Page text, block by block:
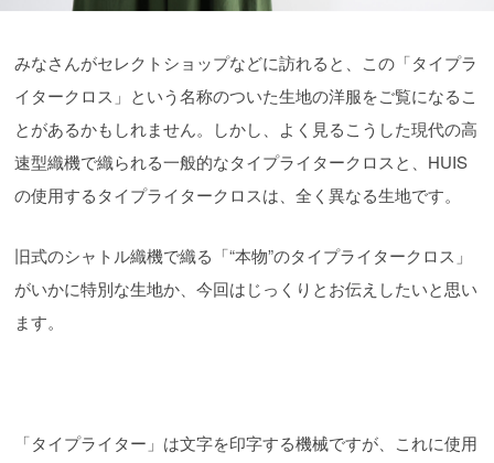
みなさんがセレクトショップなどに訪れると、この「タイプラ
イタークロス」という名称のついた生地の洋服をご覧になるこ
とがあるかもしれません。しかし、よく見るこうした現代の高
速型織機で織られる一般的なタイプライタークロスと、HUIS
の使用するタイプライタークロスは、全く異なる生地です。
旧式のシャトル織機で織る「“本物”のタイプライタークロス」
がいかに特別な生地か、今回はじっくりとお伝えしたいと思い
ます。
「タイプライター」は文字を印字する機械ですが、これに使用